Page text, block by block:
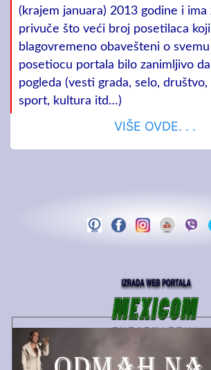
(krajem januara) 2013 godine i ima
privuče što veći broj posetilaca
blagovremeno obavešteni o
posetiocu portala bilo zanimljivo
pogleda (vesti grada, selo, društvo,
sport, kultura itd…)
VIŠE OVDE. . .